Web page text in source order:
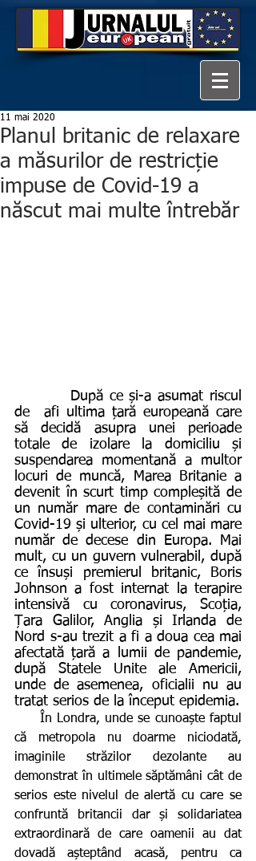
Planul britanic de relaxare
a măsurilor de restricție
impuse de Covid-19 a
născut mai multe întrebăr
11 mai 2020
de  afi ultima țară europeană care
să decidă asupra unei perioade
totale de izolare la domiciliu și
suspendarea momentană a multor
locuri de muncă, Marea Britanie a
devenit în scurt timp compleșită de
un număr mare de contaminări cu
Covid-19 și ulterior, cu cel mai mare
număr de decese din Europa. Mai
mult, cu un guvern vulnerabil, după
ce însuși premierul britanic, Boris
Johnson a fost internat la terapire
intensivă cu coronavirus, Scoția,
Țara Galilor, Anglia și Irlanda de
Nord s-au trezit a fi a doua cea mai
afectată țară a lumii de pandemie,
după Statele Unite ale Americii,
unde de asemenea, oficialii nu au
tratat serios de la început epidemia.
că metropola nu doarme niciodată,
imaginile străzilor dezolante au
demonstrat în ultimele săptămâni cât de
serios este nivelul de alertă cu care se
confruntă britancii dar și solidariatea
extraordinară de care oamenii au dat
dovadă așteptând acasă, pentru ca